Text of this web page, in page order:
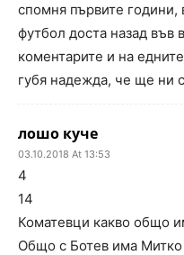
спомня първите години,
футбол доста назад във
коментарите и на
губя надежда, че ще ни
лошо куче
03.10.2018 At 13:53
4
14
Коматевци какво общо
Общо с Ботев има